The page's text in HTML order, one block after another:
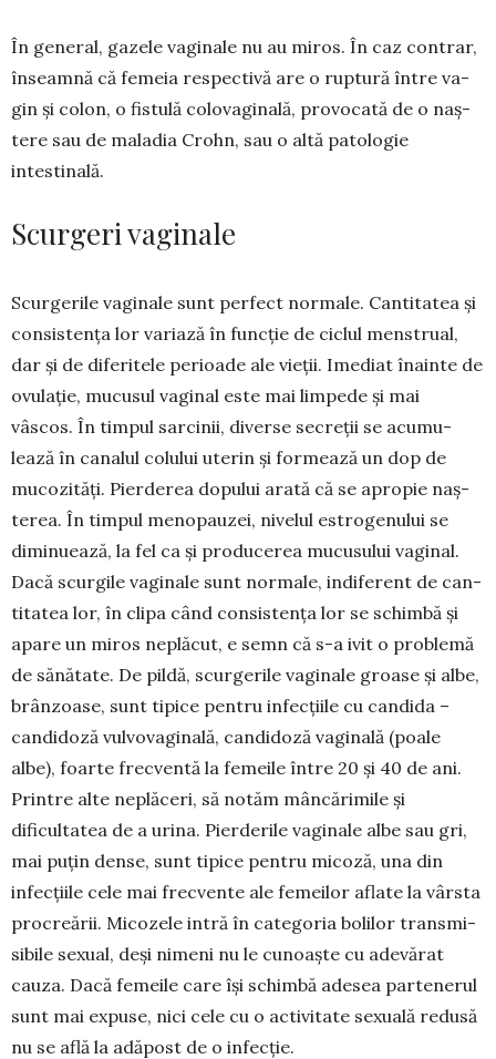
În general, gazele va­ginale nu au miros. În caz contrar,
înseamnă că fe­meia respectivă are o ruptură între va­
gin și co­lon, o fistulă colova­gi­nală, pro­vocată de o naș­­
tere sau de maladia Crohn, sau o altă pato­logie
intestinală.
Scurgeri vaginale
Scurgerile vaginale sunt perfect nor­ma­le. Can­titatea și
consistența lor variază în funcție de ciclul menstrual,
dar și de dife­ritele perioade ale vie­ții. Imediat înainte de
ovulație, mucusul vaginal este mai limpede și mai
vâscos. În timpul sarcinii, diverse secreții se acu­mu­
lează în canalul colului uterin și formează un dop de
mucozități. Pierderea dopului arată că se apro­pie naș­
terea. În timpul menopauzei, nivelul es­tro­­genului se
diminuează, la fel ca și produ­cerea mu­cusului vaginal.
Dacă scurgile vaginale sunt nor­male, indiferent de can­
titatea lor, în clipa când consistența lor se schim­bă și
apare un miros neplăcut, e semn că s-a ivit o pro­blemă
de sănătate. De pildă, scurgerile vaginale groa­se și albe,
brânzoase, sunt tipice pen­tru in­fecțiile cu can­dida –
candidoză vulvovaginală, candidoză vagi­nală (poale
albe), foarte frecventă la femeile între 20 și 40 de ani.
Printre alte neplăceri, să notăm mân­cărimile și
dificultatea de a urina. Pierderile vaginale albe sau gri,
mai puțin dense, sunt tipice pentru mi­coză, una din
infecțiile cele mai frecvente ale femeilor aflate la vârsta
pro­creării. Micozele intră în categoria bolilor transmi­
si­bile sexual, deși nimeni nu le cunoaște cu ade­vărat
cauza. Dacă femeile care își schimbă adesea partenerul
sunt mai expuse, nici cele cu o activitate sexuală redusă
nu se află la adăpost de o infecție.